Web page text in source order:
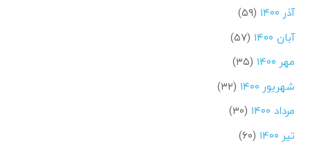
آذر ۱۴۰۰
(۵۹)
آبان ۱۴۰۰
(۵۷)
مهر ۱۴۰۰
(۳۵)
شهریور ۱۴۰۰
(۳۲)
مرداد ۱۴۰۰
(۳۰)
تیر ۱۴۰۰
(۶۰)